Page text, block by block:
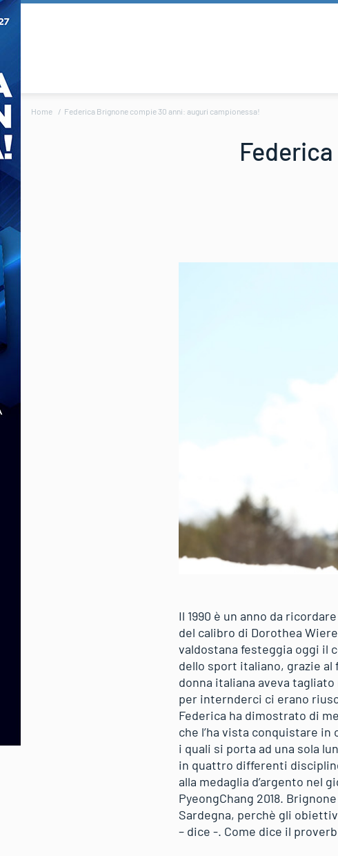
Home Federica Brignone compie 30 anni: auguri campionessa!
Il 1990 è un anno da
del calibro di Dorothea
valdostana festeggia oggi il
dello sport italiano, grazie al
donna italiana aveva
per internderci ci erano
Federica ha dimostrato di
che l’ha vista conquistare
i quali si porta ad una sola
in quattro differenti
alla medaglia d’argento nel
PyeongChang 2018.
Sardegna, perchè gli
– dice -. Come dice il